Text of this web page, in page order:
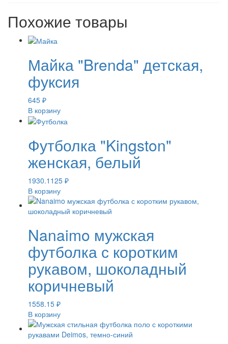
Похожие товары
Майка "Brenda" детская,
фуксия
645 ₽
В корзину
Футболка "Kingston"
женская, белый
1930.1125 ₽
В корзину
Nanaimo мужская
футболка с коротким
рукавом, шоколадный
коричневый
1558.15 ₽
В корзину